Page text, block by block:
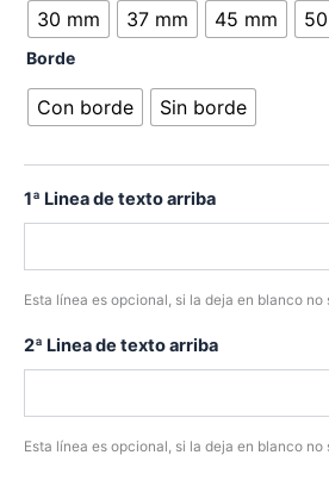
30 mm 37 mm 45 mm
Borde
Con borde Sin borde
1ª Linea de texto arriba
Esta línea es opcional, si la deja en blanco no
2ª Linea de texto arriba
Esta línea es opcional, si la deja en blanco no